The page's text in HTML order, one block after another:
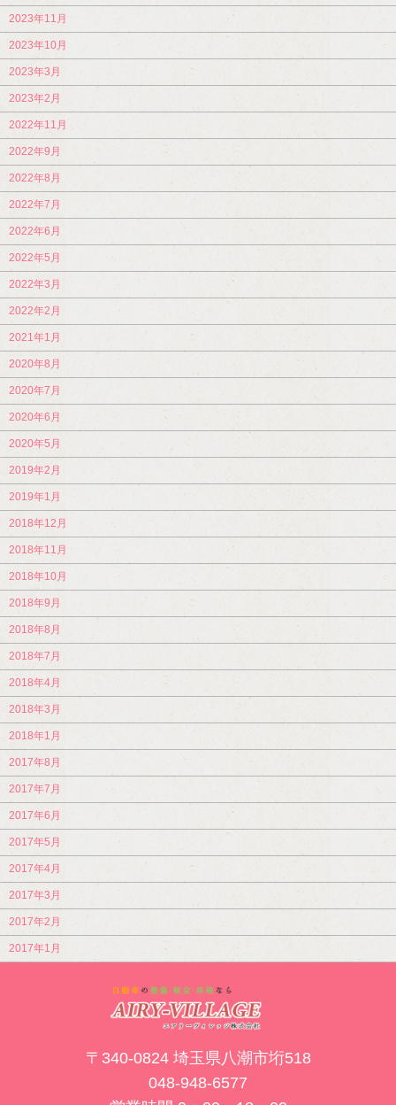
2023年11月
2023年10月
2023年3月
2023年2月
2022年11月
2022年9月
2022年8月
2022年7月
2022年6月
2022年5月
2022年3月
2022年2月
2021年1月
2020年8月
2020年7月
2020年6月
2020年5月
2019年2月
2019年1月
2018年12月
2018年11月
2018年10月
2018年9月
2018年8月
2018年7月
2018年4月
2018年3月
2018年1月
2017年8月
2017年7月
2017年6月
2017年5月
2017年4月
2017年3月
2017年2月
2017年1月
〒340-0824 埼玉県八潮市垳518
048-948-6577